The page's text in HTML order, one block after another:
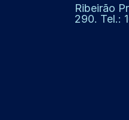
Ribeirão
290. Tel.: